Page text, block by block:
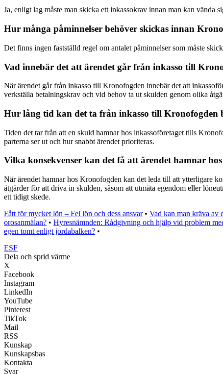
Ja, enligt lag måste man skicka ett inkassokrav innan man kan
Hur många påminnelser behöver skickas innan
Det finns ingen fastställd regel om antalet påminnelser som måste
Vad innebär det att ärendet går från inkasso till
När ärendet går från inkasso till Kronofogden innebär det att
verkställa betalningskrav och vid behov ta ut skulden genom olika
Hur lång tid kan det ta från inkasso till Kronofogden
Tiden det tar från att en skuld hamnar hos inkassoföretaget tills
parterna ser ut och hur snabbt ärendet prioriteras.
Vilka konsekvenser kan det få att ärendet hamnar
När ärendet hamnar hos Kronofogden kan det leda till att ytterligare
åtgärder för att driva in skulden, såsom att utmäta egendom eller
ett tidigt skede.
Fått för mycket lön – Fel lön och dess ansvar• Vad kan man kräva av
orosanmälan? • Hyresnämnden: Rådgivning och hjälp vid problem
egen tomt enligt jordabalken? •
ESF
Dela och sprid värme
X
Facebook
Instagram
LinkedIn
YouTube
Pinterest
TikTok
Mail
RSS
Kunskap
Kunskapsbas
Kontakta
Svar